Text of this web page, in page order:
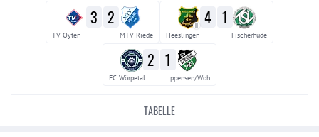
3 2
TV Oyten MTV Riede
II 4 1
Heeslingen Fischerhude
2 1
FC Wörpetal Ippensen/Woh
TABELLE